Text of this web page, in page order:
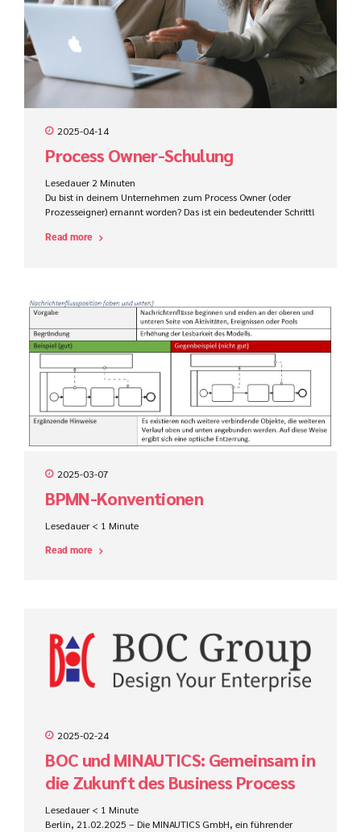
2025-04-14
Process Owner-Schulung
Lesedauer 2 Minuten
Du bist in deinem Unternehmen zum Process Owner (oder
Prozesseigner) ernannt worden? Das ist ein bedeutender Schritt!
die Leistung und kontinuierliche Verbesserung eines oder
Read more
2025-03-07
BPMN-Konventionen
Lesedauer < 1 Minute
Read more
2025-02-24
BOC und MINAUTICS: Gemeinsam in
die Zukunft des Business Process
Management
Lesedauer < 1 Minute
Berlin, 21.02.2025 – Die MINAUTICS GmbH, ein führender